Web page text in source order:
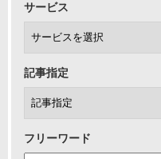
サービス
記事指定
フリーワード